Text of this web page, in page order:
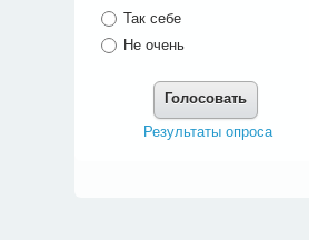
Так себе
Не очень
Голосовать
Результаты опроса